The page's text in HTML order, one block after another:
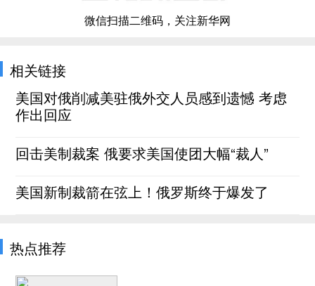
微信扫描二维码，关注新华网
相关链接
美国对俄削减美驻俄外交人员感到遗憾 考虑
作出回应
回击美制裁案 俄要求美国使团大幅“裁人”
美国新制裁箭在弦上！俄罗斯终于爆发了
热点推荐